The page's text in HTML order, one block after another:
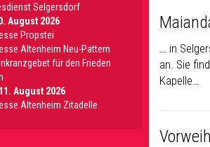
… in
an. Sie
Kapelle…
Selgersdorf
August 2026
Propstei
Altenheim Neu-Pattern
für den Frieden
August 2026
Altenheim Zitadelle